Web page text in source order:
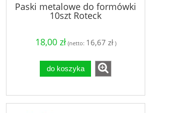
Paski metalowe do formówki
10szt Roteck
18,00 zł (netto: 16,67 zł)
do koszyka